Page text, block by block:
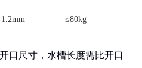
≤80kg
口尺寸，水槽长度需比开口